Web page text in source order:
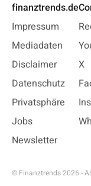
finanztrends.de
Impressum
Mediadaten
Disclaimer
Datenschutz
Privatsphäre
Jobs
Newsletter
X
© Finanztrends 2026 -